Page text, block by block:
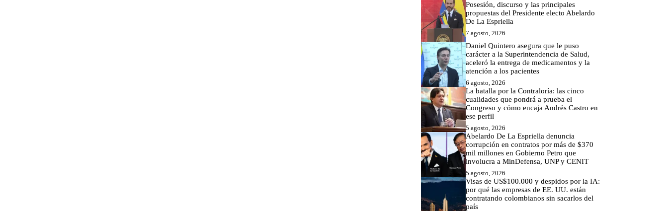
Posesión, discurso y las principales
propuestas del Presidente electo Abelardo
De La Espriella
7 agosto, 2026
Daniel Quintero asegura que le puso
carácter a la Superintendencia de Salud,
aceleró la entrega de medicamentos y la
atención a los pacientes
6 agosto, 2026
La batalla por la Contraloría: las cinco
cualidades que pondrá a prueba el
Congreso y cómo encaja Andrés Castro en
ese perfil
5 agosto, 2026
Abelardo De La Espriella denuncia
corrupción en contratos por más de $370
mil millones en Gobierno Petro que
involucra a MinDefensa, UNP y CENIT
5 agosto, 2026
Visas de US$100.000 y despidos por la IA:
por qué las empresas de EE. UU. están
contratando colombianos sin sacarlos del
país